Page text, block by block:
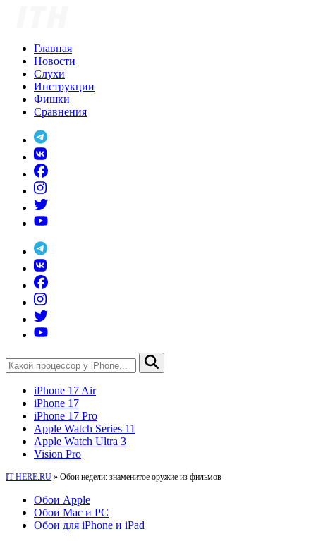
Главная
Новости
Слухи
Инструкции
Фишки
Сравнения
iPhone 17 Air
iPhone 17
iPhone 17 Pro
Apple Watch Series 11
Apple Watch Ultra 3
Vision Pro
IT-HERE.RU » Обои недели: знаменитое оружие из фильмов
Обои Apple
Обои Mac и PC
Обои для iPhone и iPad